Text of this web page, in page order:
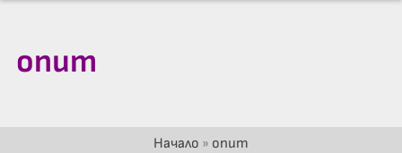
опит
Начало » опит